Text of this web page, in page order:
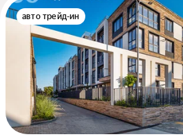
авто трейд-ин